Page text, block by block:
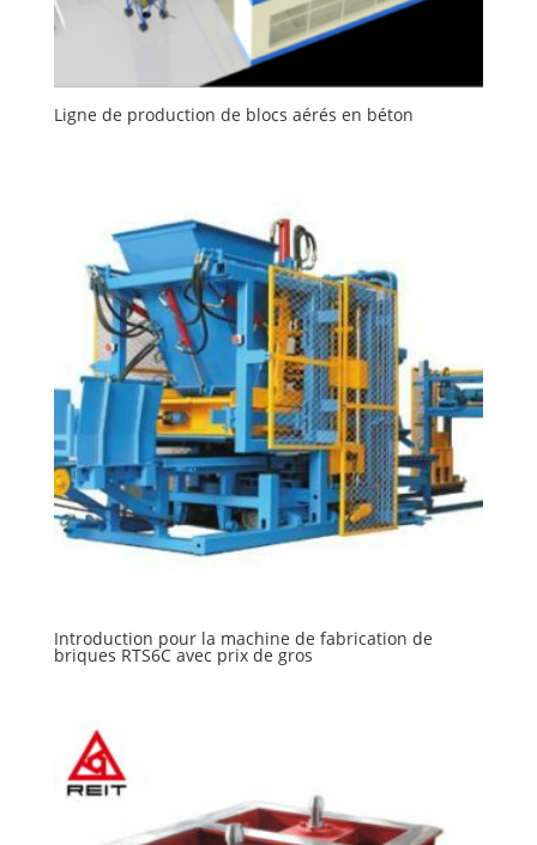
Ligne de production de blocs aérés en béton
Introduction pour la machine de fabrication de
briques RTS6C avec prix de gros